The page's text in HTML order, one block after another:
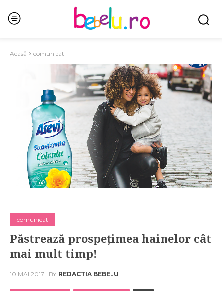
Acasă comunicat
comunicat
Păstrează prospeţimea hainelor cât
mai mult timp!
10 MAI 2017 BY REDACTIA BEBELU